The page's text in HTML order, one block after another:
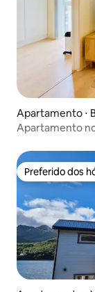
Apartamento ⋅
Apartamento novo
Preferido dos
Preferido dos